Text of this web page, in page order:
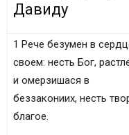
псалом 52 на
языке
Христианский
церковно
В конец, о маелефе,
К исполнению на
Давиду
1 Рече безумен в
своем: несть Бог,
и омерзишася в
беззакониих, несть
благое.